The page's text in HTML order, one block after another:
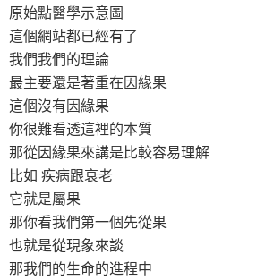
原始點醫學示意圖
這個網站都已經有了
我們我們的理論
最主要還是著重在因緣果
這個沒有因緣果
你很難看透這裡的本質
那從因緣果來講是比較容易理解
比如 疾病跟衰老
它就是屬果
那你看我們第一個先從果
也就是從現象來談
那我們的生命的進程中